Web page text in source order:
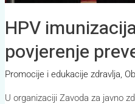
HPV
povjerenje
Promocije i edukacije zdravlja
U organizaciji Zavoda za javno